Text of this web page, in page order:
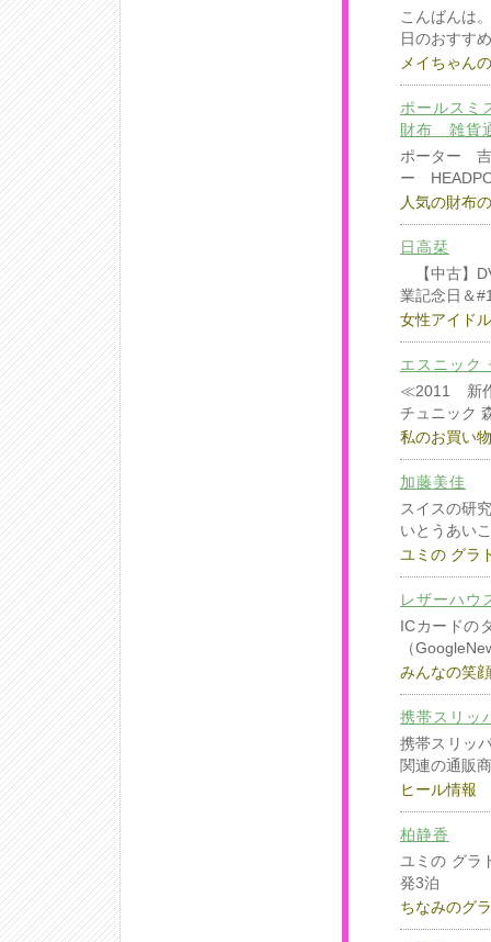
こんばんは
日のおすす
メイちゃん
ポールス
財布 雑貨
ポーター
ー
人気の財布
日高栞
【中古】
業記念日＆
女性アイド
エスニック
≪2011 新作
チュニック
私のお買い
加藤美佳
スイスの研
いとうあい
ユミの グラ
レザーハウ
ICカードの
（
みんなの笑顔
携帯スリッ
携帯スリッ
関連の通販
ヒール情報
柏静香
ユミの グラ
発3泊
ちなみのグ